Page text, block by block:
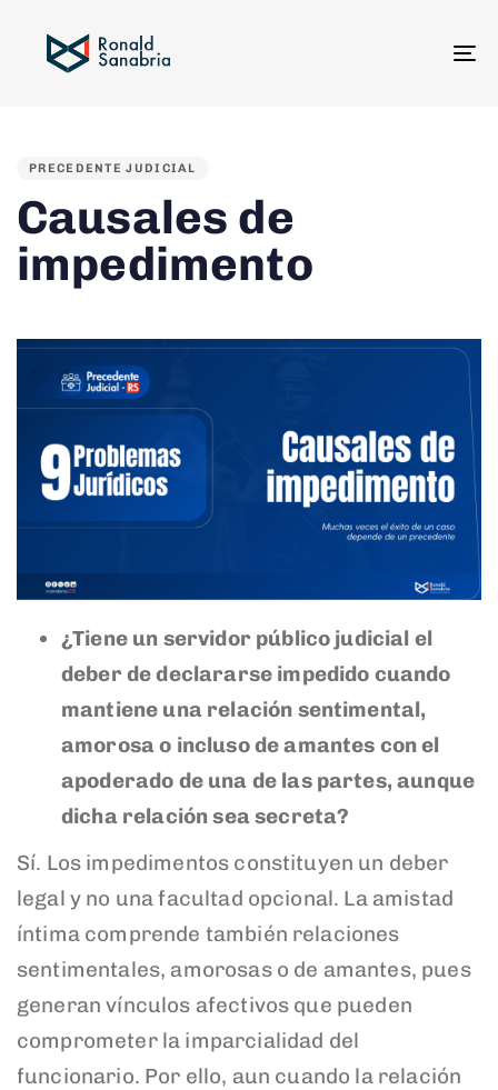
PRECEDENTE JUDICIAL
Causales de
impedimento
¿Tiene un servidor público judicial el
deber de declararse impedido cuando
mantiene una relación sentimental,
amorosa o incluso de amantes con el
apoderado de una de las partes, aunque
dicha relación sea secreta?
Sí. Los impedimentos constituyen un deber
legal y no una facultad opcional. La amistad
íntima comprende también relaciones
sentimentales, amorosas o de amantes, pues
generan vínculos afectivos que pueden
comprometer la imparcialidad del
funcionario. Por ello, aun cuando la relación